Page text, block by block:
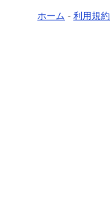
ホーム - 利用規約